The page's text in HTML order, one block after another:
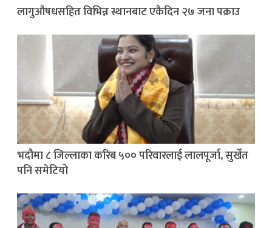
लागुऔषधसहित विभिन्न स्थानबाट एकैदिन २७ जना पक्राउ
भदौमा ८ जिल्लाका करिब ५०० परिवारलाई लालपूर्जा, सुर्खेत
पनि समेटियो